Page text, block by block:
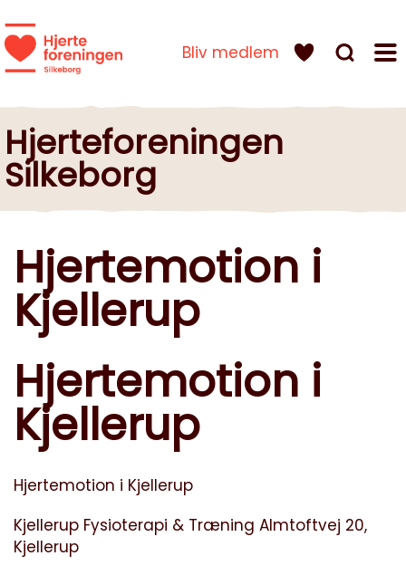
Bliv medlem
Hjerteforeningen
Silkeborg
Hjertemotion i
Kjellerup
Hjertemotion i
Kjellerup
Hjertemotion i Kjellerup
Kjellerup Fysioterapi & Træning Almtoftvej 20,
Kjellerup